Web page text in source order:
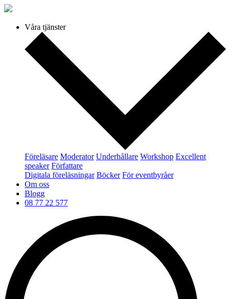
Våra tjänster
Föreläsare Moderator Underhållare Workshop Excellent
speaker Författare
Digitala föreläsningar Böcker För eventbyråer
Om oss
Blogg
08 77 22 577